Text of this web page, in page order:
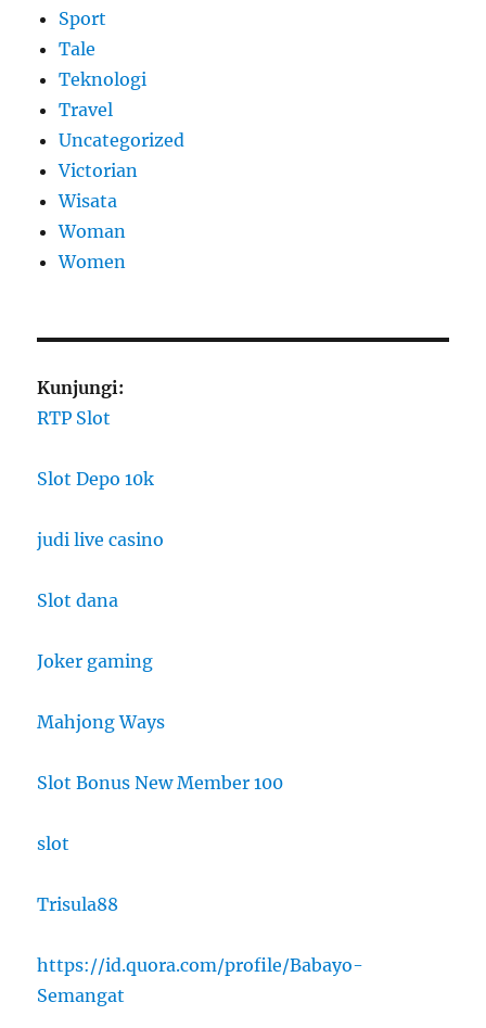
Sport
Tale
Teknologi
Travel
Uncategorized
Victorian
Wisata
Woman
Women
Kunjungi:
RTP Slot
Slot Depo 10k
judi live casino
Slot dana
Joker gaming
Mahjong Ways
Slot Bonus New Member 100
slot
Trisula88
https://id.quora.com/profile/Babayo-
Semangat